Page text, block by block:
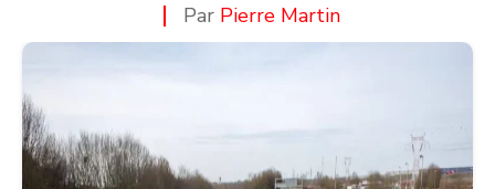
Par Pierre Martin